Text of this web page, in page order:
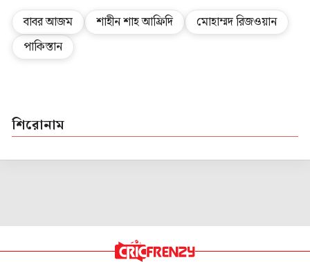
বাবর আজম শাহীন শাহ আফ্রিদি
মোহাম্মদ রিজওয়ান
পাকিস্তান
শিরোনাম